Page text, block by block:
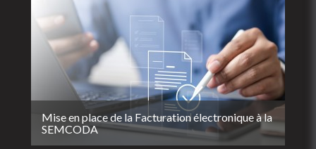
Mise en place de la Facturation électronique à la
SEMCODA